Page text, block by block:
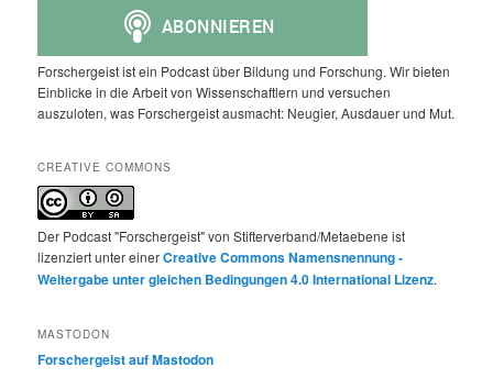
Forschergeist ist ein Podcast über Bildung und Forschung. Wir bieten
Einblicke in die Arbeit von Wissenschaftlern und versuchen
auszuloten, was Forschergeist ausmacht: Neugier, Ausdauer und Mut.
CREATIVE COMMONS
Der Podcast "Forschergeist" von Stifterverband/Metaebene ist
lizenziert unter einerCreative Commons Namensnennung -
Weitergabe unter gleichen Bedingungen 4.0 International Lizenz.
MASTODON
Forschergeist auf Mastodon